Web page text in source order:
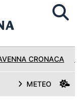
CRONACA
METEO